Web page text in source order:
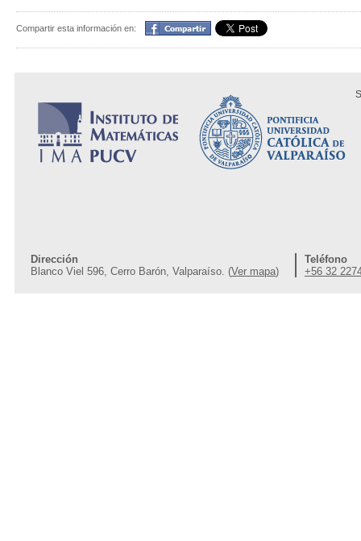
Compartir esta información en: Compartir
Dirección
Blanco Viel 596, Cerro Barón, Valparaíso. (Ver mapa)
Teléfono
+56 32